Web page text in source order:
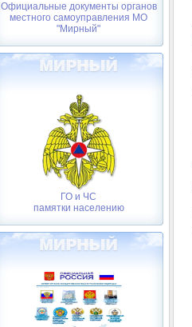
Официальные документы органов
местного самоуправления МО
"Мирный"
ГО и ЧС
памятки населению